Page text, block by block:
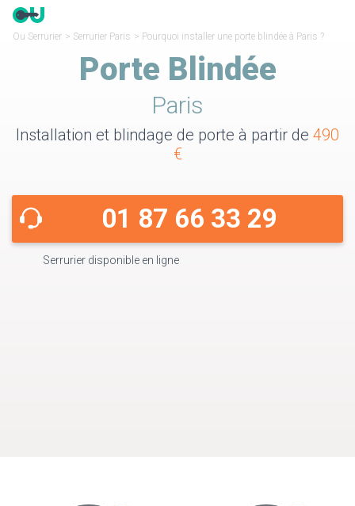
Ou Serrurier > Serrurier Paris > Pourquoi installer une porte blindée à Paris ?
Porte Blindée
Paris
Installation et blindage de porte à partir de 490
€
01 87 66 33 29
Serrurier disponible en ligne